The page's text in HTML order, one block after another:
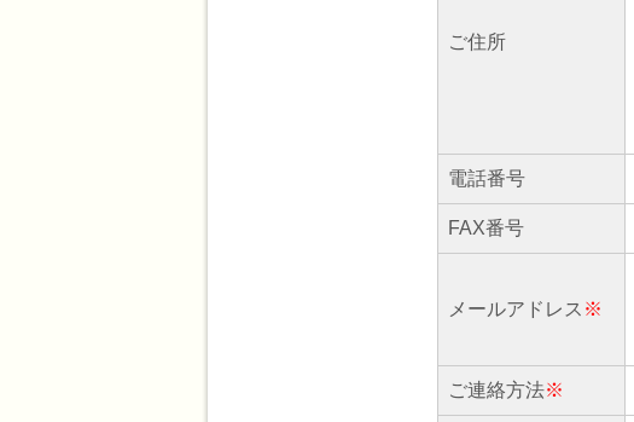
ご住所
電話番号
FAX番号
メールアドレス ※
ご連絡方法※